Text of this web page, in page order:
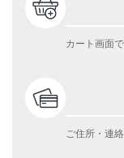
カート画面
ご住所・連